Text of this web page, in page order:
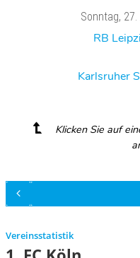
Sonntag,
RB
Karlsruher
Klicken Sie auf
Vereinsstatistik